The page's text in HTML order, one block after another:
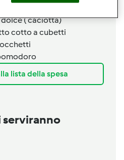
( caciotta)
cotto a cubetti
lista della spesa
serviranno